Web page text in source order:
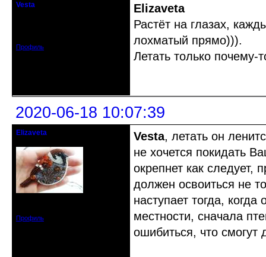
Vesta
Профиль
Elizaveta
Растёт на глазах,
лохматый прямо))).
Летать только почему-
2020-06-18 10:07:39
Elizaveta
Профиль
Vesta, летать он
не хочется покидать
окрепнет как следует,
должен освоиться не
наступает тогда,
местности, сначала
ошибиться, что